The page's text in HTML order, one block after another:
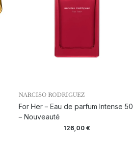
NARCISO RODRIGUEZ
For Her – Eau de parfum Intense 50
– Nouveauté
126,00€